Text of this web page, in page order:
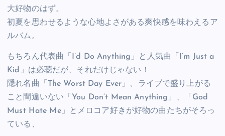
大好物のはず。
初夏を思わせるような心地よさがある爽快感を味わえるア
ルバム。
もちろん代表曲「I’d Do Anything」と人気曲「I’m Just a
Kid」は必聴だが、それだけじゃない！
隠れ名曲「The Worst Day Ever」、ライブで盛り上がる
こと間違いない「You Don’t Mean Anything」、「God
Must Hate Me」とメロコア好きが好物の曲たちがそろっ
ている、